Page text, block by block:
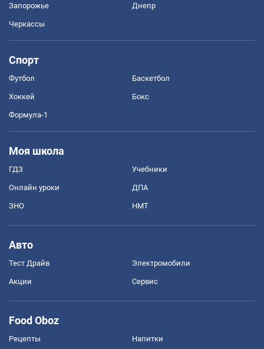
Запорожье Днепр
Черкассы
Спорт
Футбол Баскетбол
Хоккей Бокс
Формула-1
Моя школа
ГДЗ Учебники
Онлайн уроки ДПА
ЗНО НМТ
Авто
Тест Драйв Электромобили
Акции Сервис
Food Oboz
Рецепты Напитки